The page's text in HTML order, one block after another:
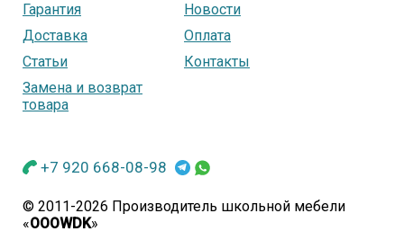
+7 920 668-08-98
Гарантия
Новости
Доставка
Оплата
Статьи
Контакты
Замена и возврат
товара
© 2011-2026 Производитель школьной мебели
«OOOWDK»